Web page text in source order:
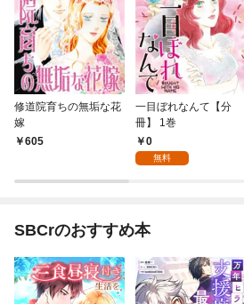
修道院育ちの無垢な花
嫁
605
一目ぼれなんて【分
冊】 1巻
0
無料
SBCrのおすすめ本